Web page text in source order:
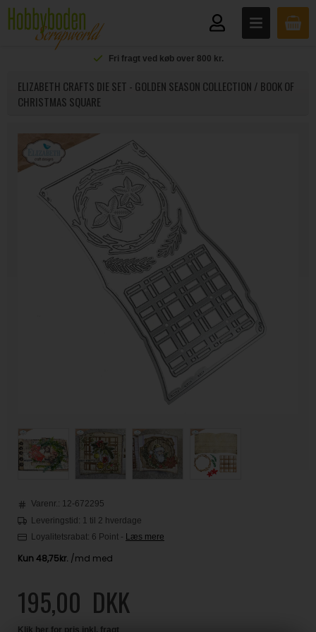
Fri fragt ved køb over 800 kr.
ELIZABETH CRAFTS DIE SET - GOLDEN SEASON COLLECTION / BOOK OF
CHRISTMAS SQUARE
Varenr.: 12-672295
Leveringstid: 1 til 2 hverdage
Loyalitetsrabat: 6 Point - Læs mere
195,00 DKK
Klik her for pris inkl. fragt